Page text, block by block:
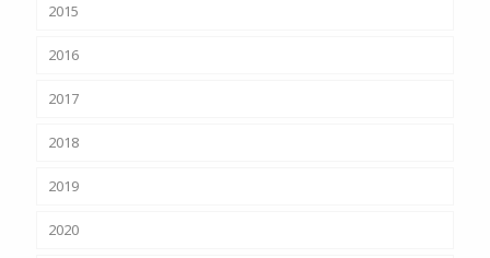
2015
2016
2017
2018
2019
2020